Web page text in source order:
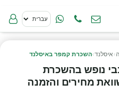
› איסלנד›השכרת קמפר באיסלנד
נופש בהשכרת
מחירים והזמנה